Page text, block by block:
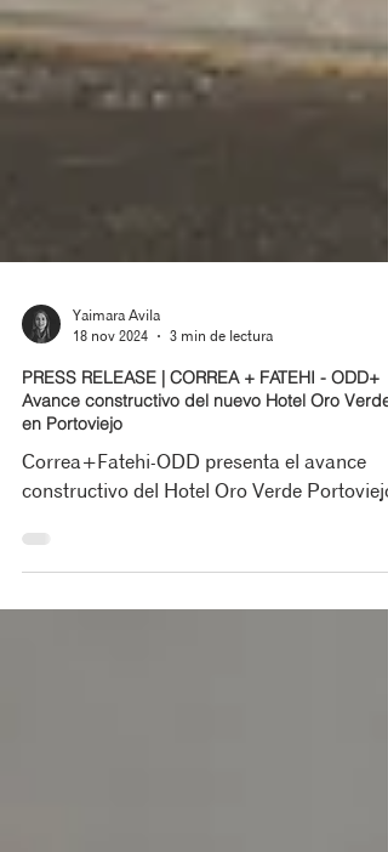
Yaimara Avila
18 nov 2024
PRESS RELEASE | CORREA + FATEHI - ODD+
Avance constructivo del nuevo Hotel Oro Verde
Correa+Fatehi-ODD presenta el avance
constructivo del Hotel Oro Verde Portoviejo